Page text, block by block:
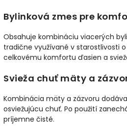
Bylinková zmes pre
Obsahuje kombináciu viacerých
tradične využívané v starostlivosti
celkovému komfortu ďasien a
Svieža chuť mäty a
Kombinácia mäty a zázvoru
osviežujúcu chuť. Po použití
príjemne čisté.